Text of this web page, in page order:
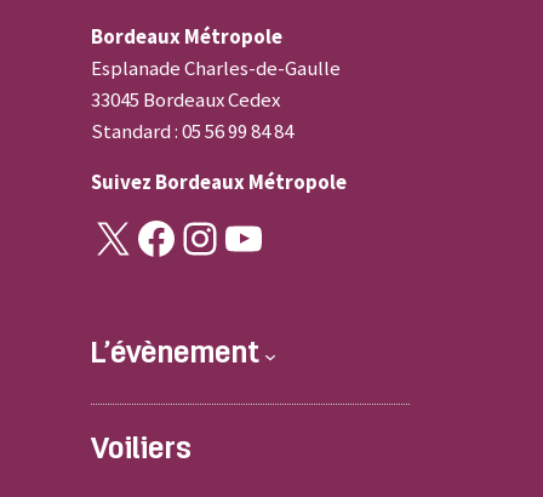
Bordeaux Métropole
Esplanade Charles-de-Gaulle
33045 Bordeaux Cedex
Standard : 05 56 99 84 84
Suivez Bordeaux Métropole
X Facebook InstagramYouTube
L’évènement
Voiliers